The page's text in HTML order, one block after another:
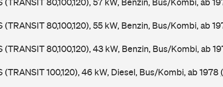
(TRANSIT 80,100,120), 57 kW, Benzin, Bus/Kombi, ab
(TRANSIT 80,100,120), 55 kW, Benzin, Bus/Kombi, ab
(TRANSIT 80,100,120), 43 kW, Benzin, Bus/Kombi, ab
(TRANSIT 100,120), 46 kW, Diesel, Bus/Kombi, ab 1978